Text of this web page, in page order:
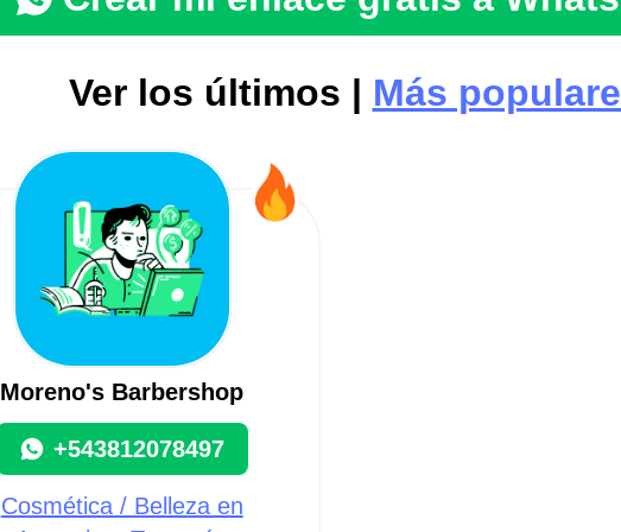
Ver los últimos | Más
Moreno's Barbershop
+543812078497
Cosmética / Belleza en